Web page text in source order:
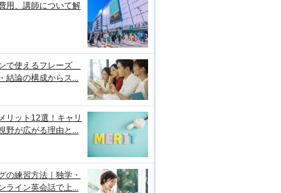
用、講師について解
で使えるフレーズ
結論の構成からス...
リット12選！キャリ
野が広がる理由と...
の練習方法｜独学・
ライン英会話で上...